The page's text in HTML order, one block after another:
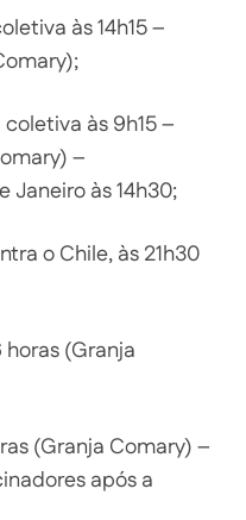
às 14h15 –
às 9h15 –
–
Janeiro às 14h30;
o Chile, às 21h30
(Granja
(Granja Comary) –
após a